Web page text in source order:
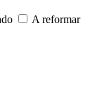
A reformar